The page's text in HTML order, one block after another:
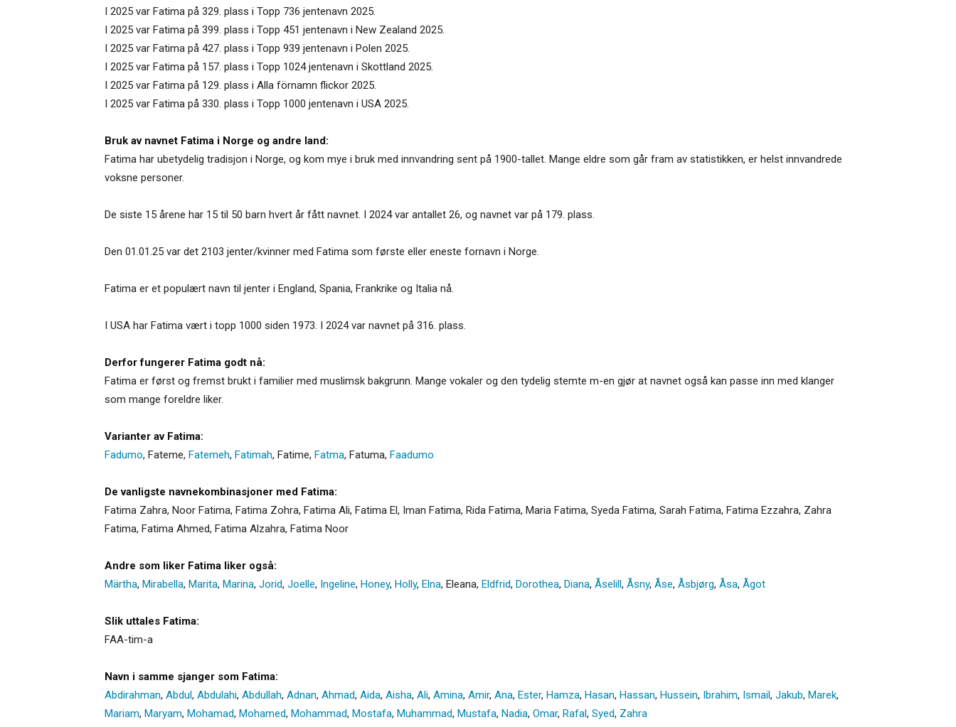
I 2025 var Fatima på 329. plass i Topp 736 jentenavn 2025.
I 2025 var Fatima på 399. plass i Topp 451 jentenavn i New Zealand 2025.
I 2025 var Fatima på 427. plass i Topp 939 jentenavn i Polen 2025.
I 2025 var Fatima på 157. plass i Topp 1024 jentenavn i Skottland 2025.
I 2025 var Fatima på 129. plass i Alla förnamn flickor 2025.
I 2025 var Fatima på 330. plass i Topp 1000 jentenavn i USA 2025.
Bruk av navnet Fatima i Norge og andre land:
Fatima har ubetydelig tradisjon i Norge, og kom mye i bruk med innvandring sent på 1900-tallet. Mange eldre som går fram av statistikken, er helst innvandrede
voksne personer.
De siste 15 årene har 15 til 50 barn hvert år fått navnet. I 2024 var antallet 26, og navnet var på 179. plass.
Den 01.01.25 var det 2103 jenter/kvinner med Fatima som første eller eneste fornavn i Norge.
Fatima er et populært navn til jenter i England, Spania, Frankrike og Italia nå.
I USA har Fatima vært i topp 1000 siden 1973. I 2024 var navnet på 316. plass.
Derfor fungerer Fatima godt nå:
Fatima er først og fremst brukt i familier med muslimsk bakgrunn. Mange vokaler og den tydelig stemte m-en gjør at navnet også kan passe inn med klanger
som mange foreldre liker.
Varianter av Fatima:
Fadumo, Fateme, Fatemeh, Fatimah, Fatime, Fatma, Fatuma, Faadumo
De vanligste navnekombinasjoner med Fatima:
Fatima Zahra, Noor Fatima, Fatima Zohra, Fatima Ali, Fatima El, Iman Fatima, Rida Fatima, Maria Fatima, Syeda Fatima, Sarah Fatima, Fatima Ezzahra, Zahra
Fatima, Fatima Ahmed, Fatima Alzahra, Fatima Noor
Andre som liker Fatima liker også:
Märtha, Mirabella, Marita, Marina, Jorid, Joelle, Ingeline, Honey, Holly, Elna, Eleana, Eldfrid, Dorothea, Diana, Åselill, Åsny, Åse, Åsbjørg, Åsa, Ågot
Slik uttales Fatima:
FAA-tim-a
Navn i samme sjanger som Fatima:
Abdirahman, Abdul, Abdulahi, Abdullah, Adnan, Ahmad, Aida, Aisha, Ali, Amina, Amir, Ana, Ester, Hamza, Hasan, Hassan, Hussein, Ibrahim, Ismail, Jakub, Marek,
Mariam, Maryam, Mohamad, Mohamed, Mohammad, Mostafa, Muhammad, Mustafa, Nadia, Omar, Rafal, Syed, Zahra